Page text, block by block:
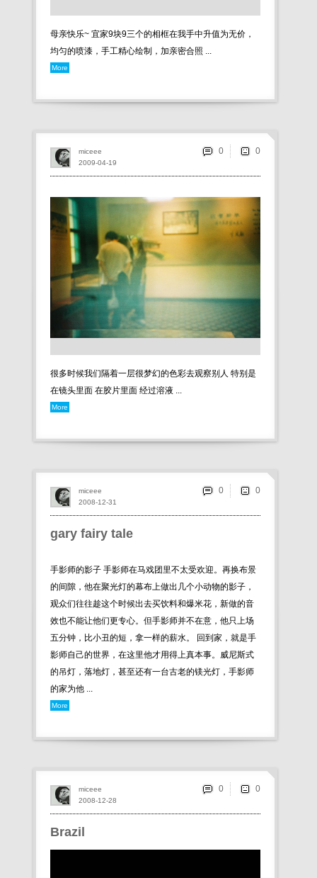
母亲快乐~ 宜家9块9三个的相框在我手中升值为无价，
均匀的喷漆，手工精心绘制，加亲密合照 ...
More
很多时候我们隔着一层很梦幻的色彩去观察别人 特别是
在镜头里面 在胶片里面 经过溶液 ...
More
2009-04-19
miceee 0
gary fairy tale
手影师的影子 手影师在马戏团里不太受欢迎。再换布景
的间隙，他在聚光灯的幕布上做出几个小动物的影子，
观众们往往趁这个时候出去买饮料和爆米花，新做的音
效也不能让他们更专心。但手影师并不在意，他只上场
五分钟，比小丑的短，拿一样的薪水。 回到家，就是手
影师自己的世界，在这里他才用得上真本事。威尼斯式
的吊灯，落地灯，甚至还有一台古老的镁光灯，手影师
的家为他 ...
More
2008-12-31
miceee 0
Brazil
2008-12-28
miceee 0